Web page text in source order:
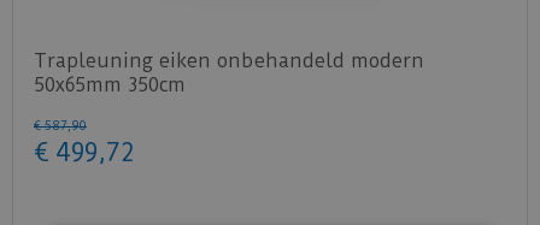
Trapleuning eiken onbehandeld modern
50x65mm 350cm
€ 587,90
€ 499,72